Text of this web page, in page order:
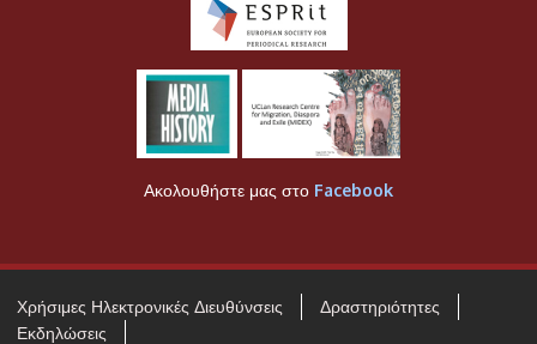
Ακολουθήστε μας στο Facebook
Χρήσιμες Ηλεκτρονικές Διευθύνσεις
Δραστηριότητες
Εκδηλώσεις